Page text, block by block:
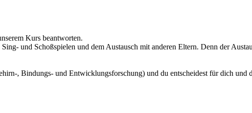
Kurs beantworten.
und Schoßspielen und dem Austausch mit anderen Eltern. Denn der
, Bindungs- und Entwicklungsforschung) und du entscheidest für dich und